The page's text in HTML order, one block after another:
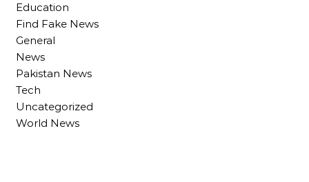
Education
Find Fake News
General
News
Pakistan News
Tech
Uncategorized
World News